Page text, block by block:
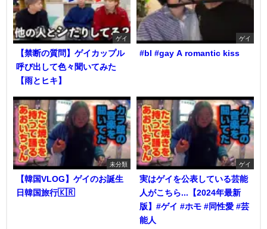
ゲイ
【禁断の質問】ゲイカップル
呼び出して色々聞いてみた
【雨とヒキ】
ゲイ
#bl #gay A romantic kiss
未分類
【韓国VLOG】ゲイのお誕生
日韓国旅行🇰🇷
ゲイ
実はゲイを公表している芸能
人がこちら...【2024年最新
版】#ゲイ #ホモ #同性愛 #芸
能人